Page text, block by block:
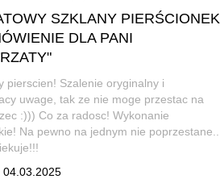
SZKLANY PIERŚCIONEK
DLA PANI
pierscien! Szalenie oryginalny i
uwage, tak ze nie moge przestac na
:))) Co za radosc! Wykonanie
Na pewno na jednym nie poprzestane...